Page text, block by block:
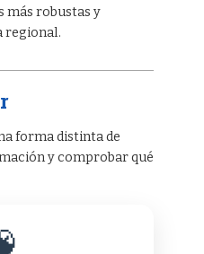
robustas y
regional.
forma distinta de
y comprobar qué